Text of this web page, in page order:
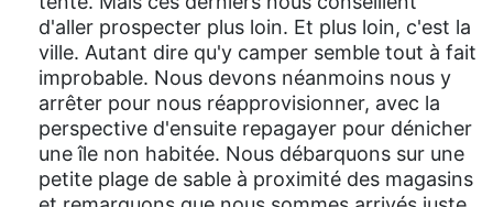
d'aller prospecter plus loin. Et plus loin, c'est la
ville. Autant dire qu'y camper semble tout à fait
improbable. Nous devons néanmoins nous y
arrêter pour nous réapprovisionner, avec la
perspective d'ensuite repagayer pour dénicher
une île non habitée. Nous débarquons sur une
petite plage de sable à proximité des magasins